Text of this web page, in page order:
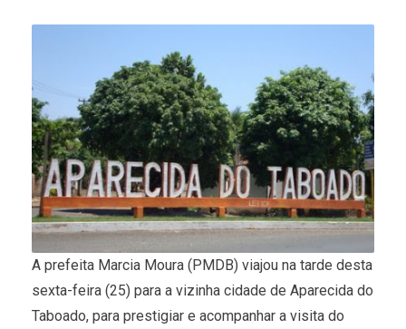
A prefeita Marcia Moura (PMDB) viajou na tarde desta
sexta-feira (25) para a vizinha cidade de Aparecida do
Taboado, para prestigiar e acompanhar a visita do